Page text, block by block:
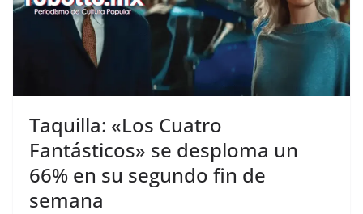
Taquilla: «Los Cuatro
Fantásticos» se desploma un
66% en su segundo fin de
semana